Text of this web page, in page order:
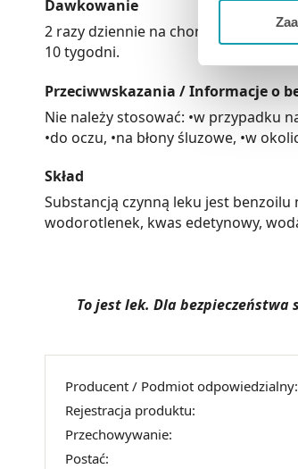
wszystkich
Dawkowanie
2 razy dziennie na chorobowo
10 tygodni.
Przeciwwskazania / Informacje o
Nie należy stosować: •w przypadku
•do oczu, •na błony śluzowe, •w
Skład
Substancją czynną leku jest
wodorotlenek, kwas edetynowy,
To jest lek. Dla
Producent / Podmiot odpowiedzialny:
Rejestracja produktu:
Przechowywanie:
Postać: